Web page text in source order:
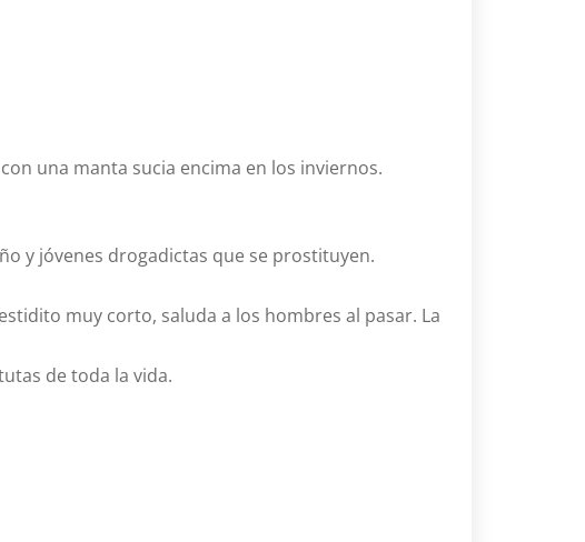
una manta sucia encima en los inviernos.
y jóvenes drogadictas que se prostituyen.
muy corto, saluda a los hombres al pasar. La
de toda la vida.